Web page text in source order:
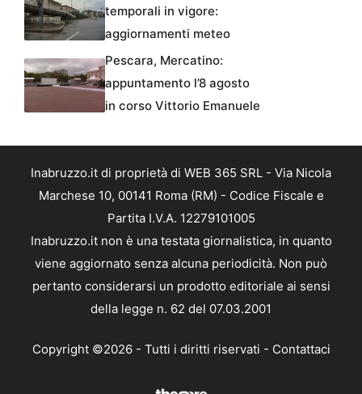
temporali in vigore:
aggiornamenti meteo
Pescara, Mercatino:
appuntamento l’8 agosto
in corso Vittorio Emanuele
Inabruzzo.it di proprietà di WEB 365 SRL - Via Nicola
Marchese 10, 00141 Roma (RM) - Codice Fiscale e
Partita I.V.A. 12279101005
Inabruzzo.it non è una testata giornalistica, in quanto
viene aggiornato senza alcuna periodicità. Non può
pertanto considerarsi un prodotto editoriale ai sensi
della legge n. 62 del 07.03.2001
Copyright ©2026 - Tutti i diritti riservati - Contattaci